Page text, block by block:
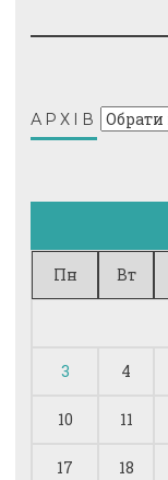
АРХІВ Архів
Пн Вт
3 4
10 11
17 18